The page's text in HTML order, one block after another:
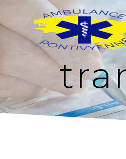
Panneau de gestion des cookies